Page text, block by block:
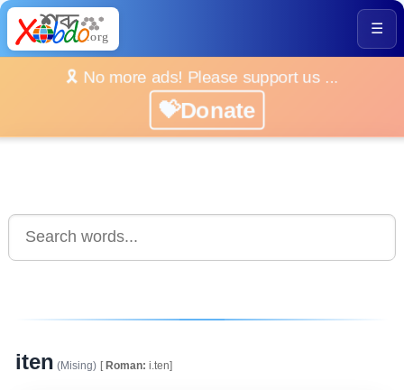
☰
🎗️ No more ads! Please support us ...
💝Donate
iten (Mising) [Roman: i.ten]